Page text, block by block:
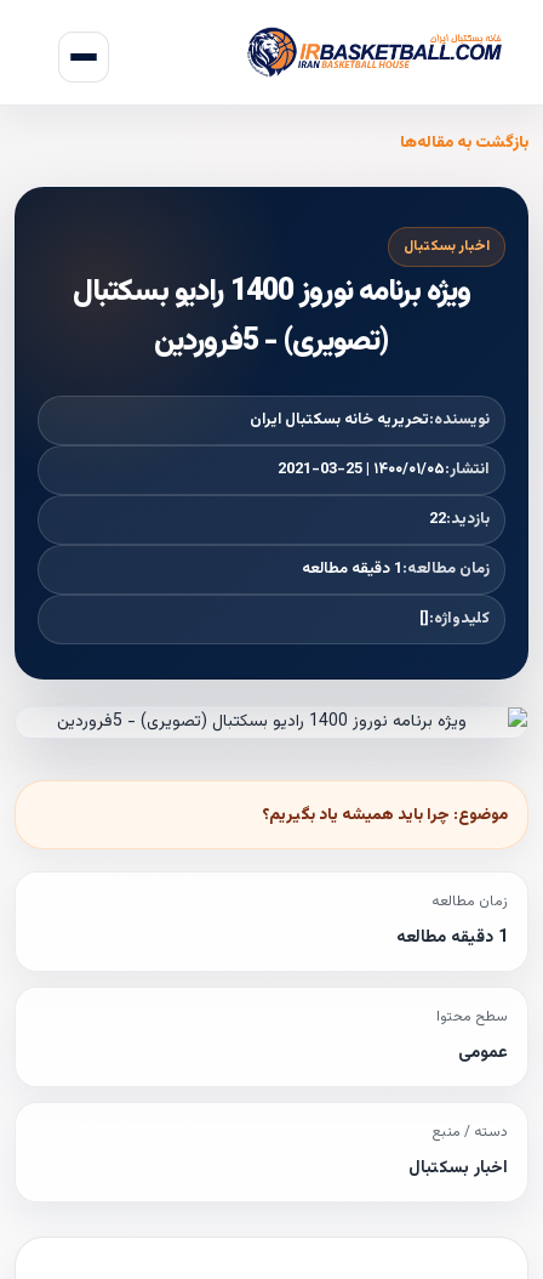
بازگشت به مقاله‌ها
اخبار بسکتبال
ویژه برنامه‌ نوروز 1400 رادیو بسکتبال
(تصویری) - 5فروردین
نویسنده:تحریریه خانه بسکتبال ایران
انتشار:۱۴۰۰/۰۱/۰۵ | 2021-03-25
بازدید:22
زمان مطالعه:1 دقیقه مطالعه
کلیدواژه:[]
موضوع: چرا باید همیشه یاد بگیریم؟
زمان مطالعه
1 دقیقه مطالعه
سطح محتوا
عمومی
دسته / منبع
اخبار بسکتبال